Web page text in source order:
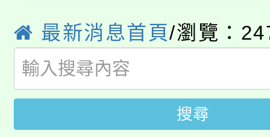
局官網。
8月14至27日，桃園電
開!
115年桃園市運動會8/
田徑場及游泳池舉行。
桃園市低收入戶享有免
視費優惠，中低收入戶
大園自造教育及科技
最新消息首頁/瀏覽：
搜尋